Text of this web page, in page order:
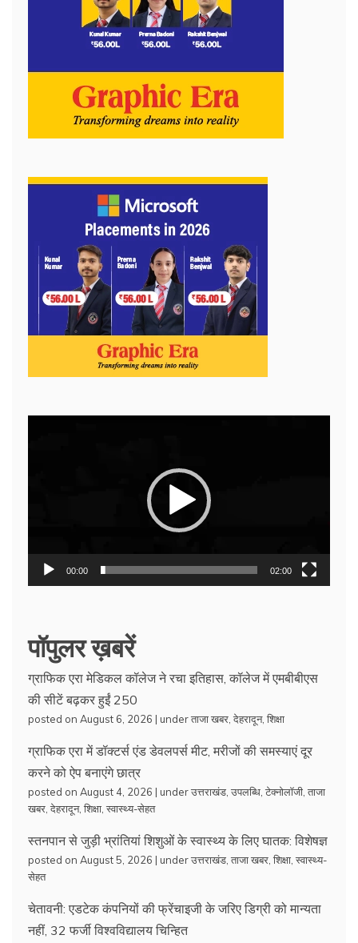
00:00 02:00
पॉपुलर ख़बरें
ग्राफिक एरा मेडिकल कॉलेज ने रचा इतिहास, कॉलेज में एमबीबीएस
की सीटें बढ़कर हुईं 250
posted on August 6, 2026 | underताजा खबर देहरादून, शिक्षा
ग्राफिक एरा में डॉक्टर्स एंड डेवलपर्स मीट, मरीजों की समस्याएं दूर
करने को ऐप बनाएंगे छात्र
posted on August 4, 2026 | underउत्तराखंड उपलब्धि टेक्नोलॉजी ताजा
खबर देहरादून, शिक्षा स्वास्थ्य-सेहत
स्तनपान से जुड़ी भ्रांतियां शिशुओं के स्वास्थ्य के लिए घातक: विशेषज्ञ
posted on August 5, 2026 | underउत्तराखंड ताजा खबर शिक्षा स्वास्थ्य-
सेहत
चेतावनी: एडटेक कंपनियों की फ्रेंचाइजी के जरिए डिग्री को मान्यता
नहीं, 32 फर्जी विश्वविद्यालय चिन्हित